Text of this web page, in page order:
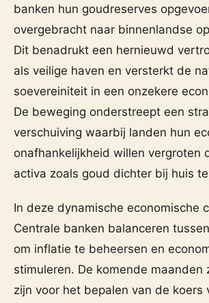
banken hun goudreserves
overgebracht naar binnenlandse
Dit benadrukt een hernieuwd
als veilige haven en versterkt de
soevereiniteit in een onzekere
De beweging onderstreept een
verschuiving waarbij landen hun
onafhankelijkheid willen vergroten
activa zoals goud dichter bij huis
In deze dynamische economische
Centrale banken balanceren
om inflatie te beheersen en
stimuleren. De komende maanden
zijn voor het bepalen van de koers